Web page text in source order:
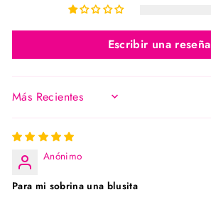
Escribir una reseña
SORT BY
Anónimo
Para mi sobrina una blusita